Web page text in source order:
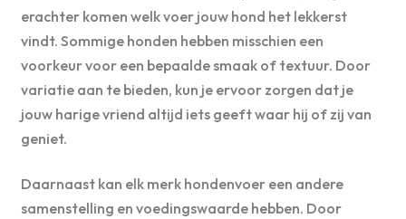
erachter komen welk voer jouw hond het lekkerst
vindt. Sommige honden hebben misschien een
voorkeur voor een bepaalde smaak of textuur. Door
variatie aan te bieden, kun je ervoor zorgen dat je
jouw harige vriend altijd iets geeft waar hij of zij van
geniet.
Daarnaast kan elk merk hondenvoer een andere
samenstelling en voedingswaarde hebben. Door